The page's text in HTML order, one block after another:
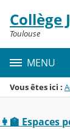
Menu de la
Contenu
Collège
Toulouse
MENU
Vous êtes ici :
👩‍🏫 Espaces